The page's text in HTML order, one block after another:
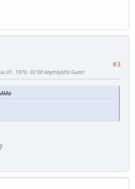
#3
01, 1970, 02:00 käyttäjältä Guest